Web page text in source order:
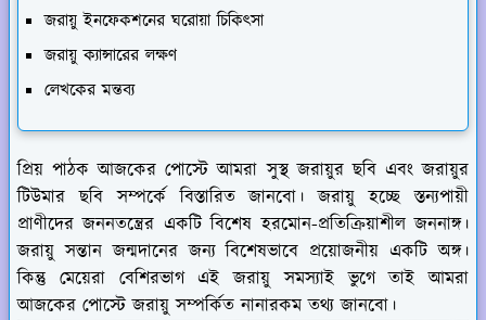
জরায়ু ইনফেকশনের ঘরোয়া চিকিৎসা
জরায়ু ক্যান্সারের লক্ষণ
লেখকের মন্তব্য
প্রিয় পাঠক আজকের পোস্টে আমরা সুস্থ জরায়ুর ছবি এবং জরায়ুর
টিউমার ছবি সম্পর্কে বিস্তারিত জানবো। জরায়ু হচ্ছে স্তন্যপায়ী
প্রাণীদের জননতন্ত্রের একটি বিশেষ হরমোন-প্রতিক্রিয়াশীল জননাঙ্গ।
জরায়ু সন্তান জন্মদানের জন্য বিশেষভাবে প্রয়োজনীয় একটি অঙ্গ।
কিন্তু মেয়েরা বেশিরভাগ এই জরায়ু সমস্যাই ভুগে তাই আমরা
আজকের পোস্টে জরায়ু সম্পর্কিত নানারকম তথ্য জানবো।